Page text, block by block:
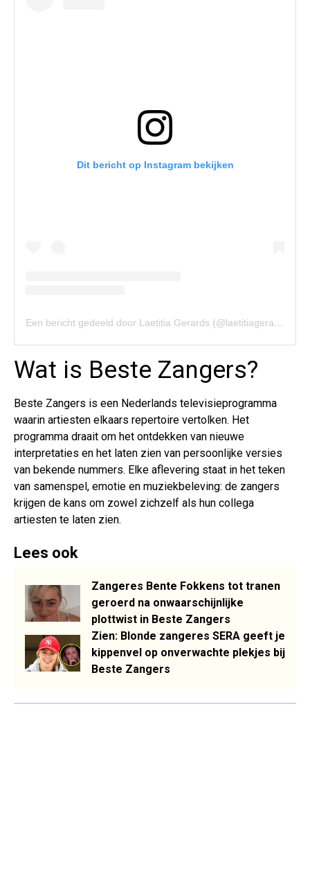
Dit bericht op Instagram bekijken
Een bericht gedeeld door Laetitia Gerards (@laetitiagerards)
Wat is Beste Zangers?
Beste Zangers is een Nederlands televisieprogramma
waarin artiesten elkaars repertoire vertolken. Het
programma draait om het ontdekken van nieuwe
interpretaties en het laten zien van persoonlijke versies
van bekende nummers. Elke aflevering staat in het teken
van samenspel, emotie en muziekbeleving: de zangers
krijgen de kans om zowel zichzelf als hun collega
artiesten te laten zien.
Lees ook
Zangeres Bente Fokkens tot tranen
geroerd na onwaarschijnlijke
plottwist in Beste Zangers
Zien: Blonde zangeres SERA geeft je
kippenvel op onverwachte plekjes bij
Beste Zangers